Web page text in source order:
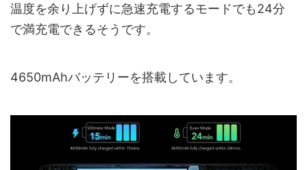
温度を余り上げずに急速充電するモードでも24分
で満充電できるそうです。
4650mAhバッテリーを搭載しています。